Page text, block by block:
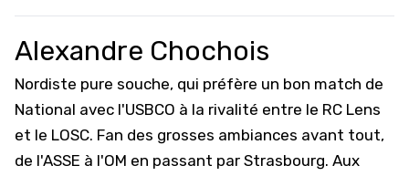
Alexandre Chochois
Nordiste pure souche, qui préfère un bon match de
National avec l'USBCO à la rivalité entre le RC Lens
et le LOSC. Fan des grosses ambiances avant tout,
de l'ASSE à l'OM en passant par Strasbourg. Aux